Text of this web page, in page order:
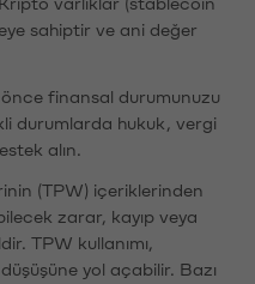
sahiptir ve ani değer
finansal durumunuzu
durumlarda hukuk, vergi
alın.
(TPW) içeriklerinden
zarar, kayıp veya
TPW kullanımı,
yol açabilir. Bazı